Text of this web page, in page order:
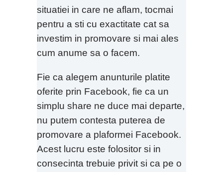
situatiei in care ne aflam, tocmai
pentru a sti cu exactitate cat sa
investim in promovare si mai ales
cum anume sa o facem.
Fie ca alegem anunturile platite
oferite prin Facebook, fie ca un
simplu share ne duce mai departe,
nu putem contesta puterea de
promovare a plaformei Facebook.
Acest lucru este folositor si in
consecinta trebuie privit si ca pe o